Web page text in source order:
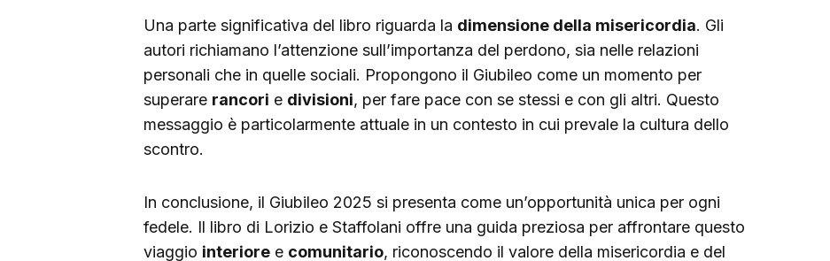
Una parte significativa del libro riguarda la dimensione della misericordia. Gli
autori richiamano l’attenzione sull’importanza del perdono, sia nelle relazioni
personali che in quelle sociali. Propongono il Giubileo come un momento per
superare rancori e divisioni, per fare pace con se stessi e con gli altri. Questo
messaggio è particolarmente attuale in un contesto in cui prevale la cultura dello
scontro.
In conclusione, il Giubileo 2025 si presenta come un’opportunità unica per ogni
fedele. Il libro di Lorizio e Staffolani offre una guida preziosa per affrontare questo
viaggio interiore e comunitario, riconoscendo il valore della misericordia e del